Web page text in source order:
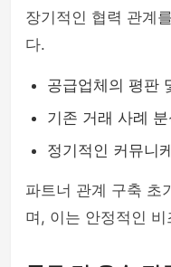
장기적인 협력 관계
다.
공급업체의 평판
기존 거래 사례 분
정기적인 커뮤니
파트너 관계 구축 초
며, 이는 안정적인